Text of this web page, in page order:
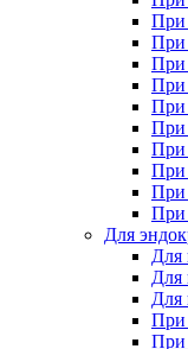
При
При
При
При
При
При
При
При
При
При
Для
Для
Для
Для
При
При